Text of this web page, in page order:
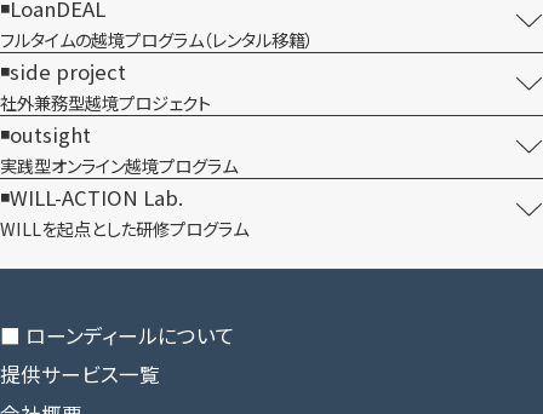
LoanDEAL
フルタイムの越境プログラム​（レンタル移籍）
side project
社外兼務型​越境プロジェクト
outsight
実践型オンライン​越境プログラム
WILL-ACTION Lab.
WILLを​起点とした​研修プログラム
■ ローンディールに​ついて
提供サービス一覧